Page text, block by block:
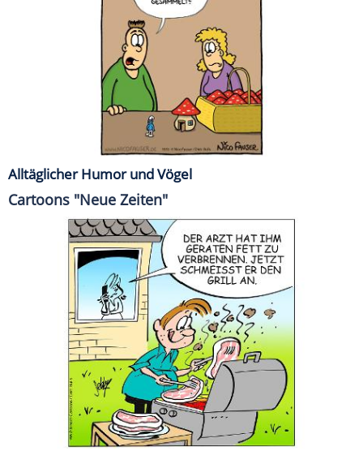
Alltäglicher Humor und Vögel
Cartoons "Neue Zeiten"